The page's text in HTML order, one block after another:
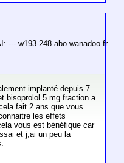
---.w193-248.abo.wanadoo.fr
implanté depuis 7
bisoprolol 5 mg fraction a
fait 2 ans que vous
les effets
vous est bénéfique car
et j,ai un peu la